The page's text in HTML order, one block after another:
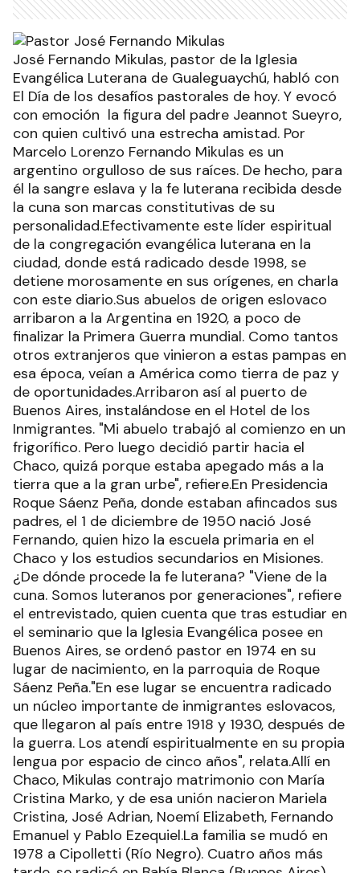
José Fernando Mikulas, pastor de la Iglesia
Evangélica Luterana de Gualeguaychú, habló con
El Día de los desafíos pastorales de hoy. Y evocó
con emoción la figura del padre Jeannot Sueyro,
con quien cultivó una estrecha amistad. Por
Marcelo Lorenzo Fernando Mikulas es un
argentino orgulloso de sus raíces. De hecho, para
él la sangre eslava y la fe luterana recibida desde
la cuna son marcas constitutivas de su
personalidad.Efectivamente este líder espiritual
de la congregación evangélica luterana en la
ciudad, donde está radicado desde 1998, se
detiene morosamente en sus orígenes, en charla
con este diario.Sus abuelos de origen eslovaco
arribaron a la Argentina en 1920, a poco de
finalizar la Primera Guerra mundial. Como tantos
otros extranjeros que vinieron a estas pampas en
esa época, veían a América como tierra de paz y
de oportunidades.Arribaron así al puerto de
Buenos Aires, instalándose en el Hotel de los
Inmigrantes. "Mi abuelo trabajó al comienzo en un
frigorífico. Pero luego decidió partir hacia el
Chaco, quizá porque estaba apegado más a la
tierra que a la gran urbe", refiere.En Presidencia
Roque Sáenz Peña, donde estaban afincados sus
padres, el 1 de diciembre de 1950 nació José
Fernando, quien hizo la escuela primaria en el
Chaco y los estudios secundarios en Misiones.
¿De dónde procede la fe luterana? "Viene de la
cuna. Somos luteranos por generaciones", refiere
el entrevistado, quien cuenta que tras estudiar en
el seminario que la Iglesia Evangélica posee en
Buenos Aires, se ordenó pastor en 1974 en su
lugar de nacimiento, en la parroquia de Roque
Sáenz Peña."En ese lugar se encuentra radicado
un núcleo importante de inmigrantes eslovacos,
que llegaron al país entre 1918 y 1930, después de
la guerra. Los atendí espiritualmente en su propia
lengua por espacio de cinco años", relata.Allí en
Chaco, Mikulas contrajo matrimonio con María
Cristina Marko, y de esa unión nacieron Mariela
Cristina, José Adrian, Noemí Elizabeth, Fernando
Emanuel y Pablo Ezequiel.La familia se mudó en
1978 a Cipolletti (Río Negro). Cuatro años más